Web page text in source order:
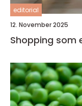
editorial
12. November 2025
Shopping som